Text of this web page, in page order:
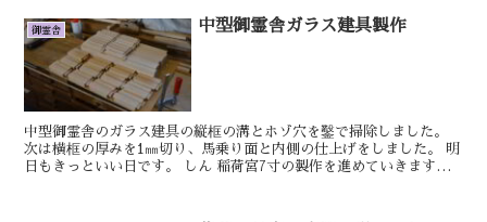
御霊舎 中型御霊舎ガラス建具製作
中型御霊舎のガラス建具の縦框の溝とホゾ穴を鑿で掃除しました。
次は横框の厚みを1㎜切り、馬乗り面と内側の仕上げをしました。 明
日もきっといい日です。 しん 稲荷宮7寸の製作を進めていきます。